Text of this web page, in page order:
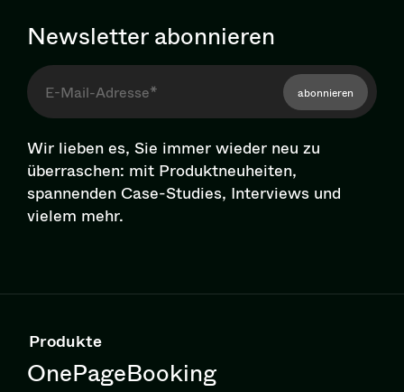
Newsletter abonnieren
abonnieren
Wir lieben es, Sie immer wieder neu zu
überraschen: mit Pro­dukt­neu­hei­ten,
spannenden Case-Studies, Interviews und
vielem mehr.
Produkte
OnePageBooking